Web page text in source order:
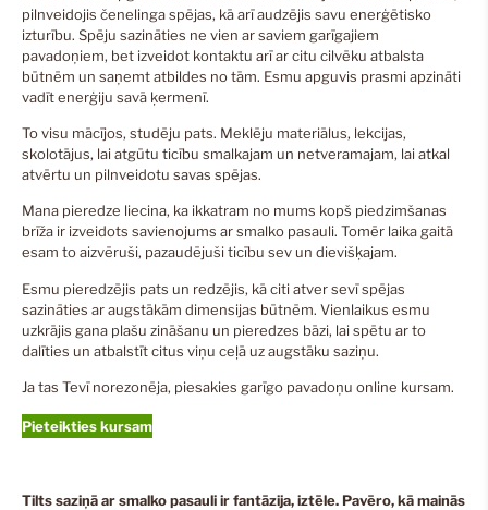
pilnveidojis čenelinga spējas, kā arī audzējis savu enerģētisko
izturību. Spēju sazināties ne vien ar saviem garīgajiem
pavadoņiem, bet izveidot kontaktu arī ar citu cilvēku atbalsta
būtnēm un saņemt atbildes no tām. Esmu apguvis prasmi apzināti
vadīt enerģiju savā ķermenī.
To visu mācījos, studēju pats. Meklēju materiālus, lekcijas,
skolotājus, lai atgūtu ticību smalkajam un netveramajam, lai atkal
atvērtu un pilnveidotu savas spējas.
Mana pieredze liecina, ka ikkatram no mums kopš piedzimšanas
brīža ir izveidots savienojums ar smalko pasauli. Tomēr laika gaitā
esam to aizvēruši, pazaudējuši ticību sev un dievišķajam.
Esmu pieredzējis pats un redzējis, kā citi atver sevī spējas
sazināties ar augstākām dimensijas būtnēm. Vienlaikus esmu
uzkrājis gana plašu zināšanu un pieredzes bāzi, lai spētu ar to
dalīties un atbalstīt citus viņu ceļā uz augstāku saziņu.
Ja tas Tevī norezonēja, piesakies garīgo pavadoņu online kursam.
Pieteikties kursam
Tilts saziņā ar smalko pasauli ir fantāzija, iztēle. Pavēro, kā mainās